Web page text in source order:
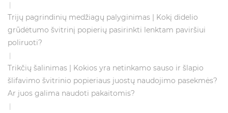
Trijų pagrindinių medžiagų palyginimas | Kokį didelio
grūdėtumo švitrinį popierių pasirinkti lenktam paviršiui
poliruoti?
Trikčių šalinimas | Kokios yra netinkamo sauso ir šlapio
šlifavimo švitrinio popieriaus juostų naudojimo pasekmės?
Ar juos galima naudoti pakaitomis?